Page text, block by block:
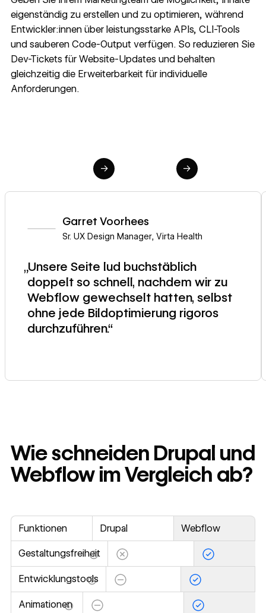
eigenständig zu erstellen und zu optimieren, während
Entwickler:innen über leistungsstarke APIs, CLI-Tools
und sauberen Code-Output verfügen. So reduzieren Sie
Dev-Tickets für Website-Updates und behalten
gleichzeitig die Erweiterbarkeit für individuelle
Anforderungen.
→ →
Garret Voorhees
Sr. UX Design Manager, Virta Health
„Unsere Seite lud buchstäblich
doppelt so schnell, nachdem wir zu
Webflow gewechselt hatten, selbst
ohne jede Bildoptimierung rigoros
durchzuführen.“
Wie schneiden Drupal und
Webflow im Vergleich ab?
Funktionen Drupal Webflow
Gestaltungsfreiheit
Entwickler:innen
können Themes
Die
Möglichkeiten
von HTML,
Entwicklungstools
SEO-
Animationen